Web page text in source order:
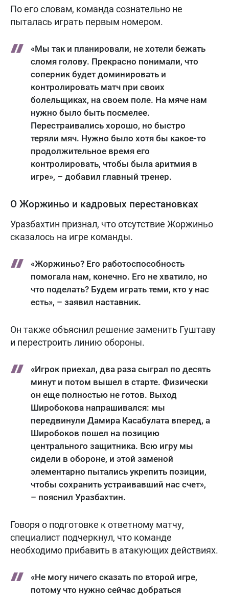
По его словам, команда сознательно не
пыталась играть первым номером.
«Мы так и планировали, не хотели бежать
сломя голову. Прекрасно понимали, что
соперник будет доминировать и
контролировать матч при своих
болельщиках, на своем поле. На мяче нам
нужно было быть посмелее.
Перестраивались хорошо, но быстро
теряли мяч. Нужно было хотя бы какое-то
продолжительное время его
контролировать, чтобы была аритмия в
игре», – добавил главный тренер.
О Жоржиньо и кадровых перестановках
Уразбахтин признал, что отсутствие Жоржиньо
сказалось на игре команды.
«Жоржиньо? Его работоспособность
помогала нам, конечно. Его не хватило, но
что поделать? Будем играть теми, кто у нас
есть», – заявил наставник.
Он также объяснил решение заменить Гуштаву
и перестроить линию обороны.
«Игрок приехал, два раза сыграл по десять
минут и потом вышел в старте. Физически
он еще полностью не готов. Выход
Широбокова напрашивался: мы
передвинули Дамира Касабулата вперед, а
Широбоков пошел на позицию
центрального защитника. Всю игру мы
сидели в обороне, и этой заменой
элементарно пытались укрепить позиции,
чтобы сохранить устраивавший нас счет»,
– пояснил Уразбахтин.
Говоря о подготовке к ответному матчу,
специалист подчеркнул, что команде
необходимо прибавить в атакующих действиях.
«Не могу ничего сказать по второй игре,
потому что нужно сейчас добраться